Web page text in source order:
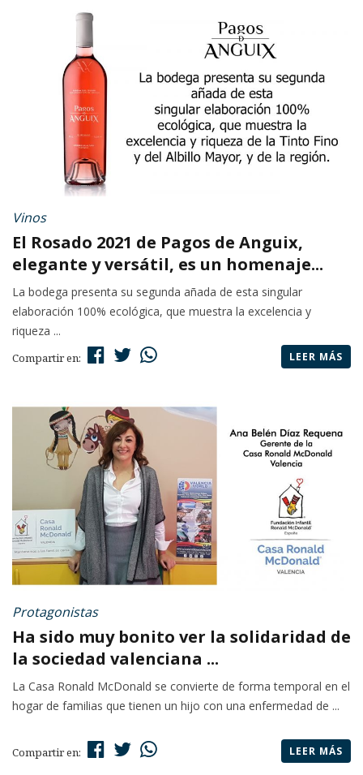
Vinos
El Rosado 2021 de Pagos de Anguix,
elegante y versátil, es un homenaje...
La bodega presenta su segunda añada de esta singular
elaboración 100% ecológica, que muestra la excelencia y
riqueza ...
Compartir en: LEER MÁS
Protagonistas
Ha sido muy bonito ver la solidaridad de
la sociedad valenciana ...
La Casa Ronald McDonald se convierte de forma temporal en el
hogar de familias que tienen un hijo con una enfermedad de ...
Compartir en: LEER MÁS